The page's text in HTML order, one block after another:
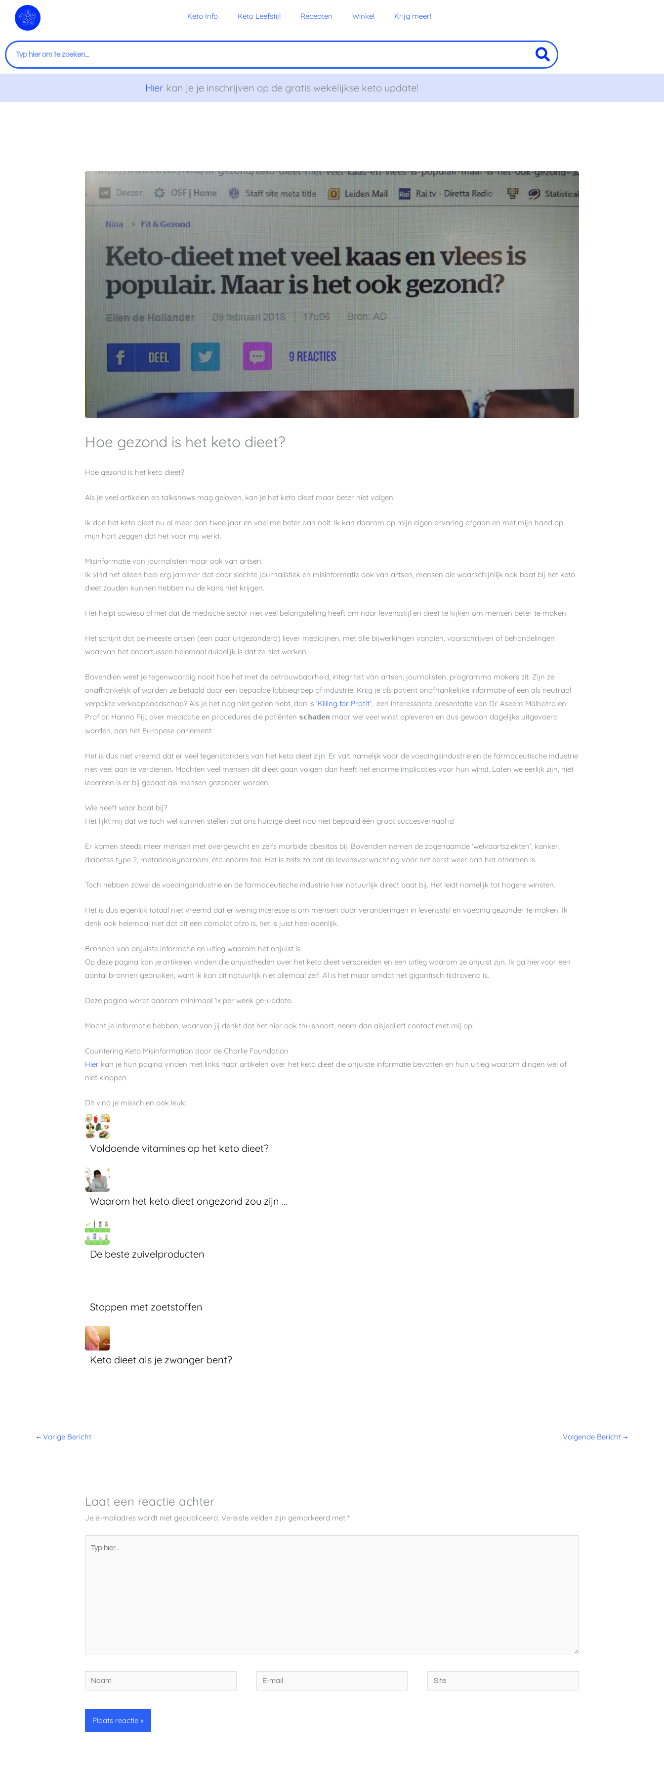
naar
inhoud
Keto Info Keto Leefstijl Recepten Winkel Krijg meer!
Zoeken
Hierkan je je inschrijven op de gratis wekelijkse keto update!
Hoe gezond is het keto dieet?
Hoe gezond is het keto dieet?
Als je veel artikelen en talkshows mag geloven, kan je het keto dieet maar beter niet volgen.
Ik doe het keto dieet nu al meer dan twee jaar en voel me beter dan ooit. Ik kan daarom op mijn eigen ervaring afgaan en met mijn hand op
mijn hart zeggen dat het voor mij werkt.
Misinformatie van journalisten maar ook van artsen!
Ik vind het alleen heel erg jammer dat door slechte journalistiek en misinformatie ook van artsen, mensen die waarschijnlijk ook baat bij het keto
dieet zouden kunnen hebben nu de kans niet krijgen.
Het helpt sowieso al niet dat de medische sector niet veel belangstelling heeft om naar levensstijl en dieet te kijken om mensen beter te maken.
Het schijnt dat de meeste artsen (een paar uitgezonderd) liever medicijnen, met alle bijwerkingen vandien, voorschrijven of behandelingen
waarvan het ondertussen helemaal duidelijk is dat ze niet werken.
Bovendien weet je tegenwoordig nooit hoe het met de betrouwbaarheid, integriteit van artsen, journalisten, programma makers zit. Zijn ze
onafhankelijk of worden ze betaald door een bepaalde lobbiegroep of industrie. Krijg je als patiënt onafhankelijke informatie of een als neutraal
verpakte verkoopboodschap? Als je het nog niet gezien hebt, dan is‘Killing for Profit’, een interessante presentatie van Dr. Aseem Malhotra en
Prof dr. Hanno Pijl, over medicatie en procedures die patiënten schaden maar wel veel winst opleveren en dus gewoon dagelijks uitgevoerd
worden, aan het Europese parlement.
Het is dus niet vreemd dat er veel tegenstanders van het keto dieet zijn. Er valt namelijk voor de voedingsindustrie en de farmaceutische industrie
niet veel aan te verdienen. Mochten veel mensen dit dieet gaan volgen dan heeft het enorme implicaties voor hun winst. Laten we eerlijk zijn, niet
iedereen is er bij gebaat als mensen gezonder worden!
Wie heeft waar baat bij?
Het lijkt mij dat we toch wel kunnen stellen dat ons huidige dieet nou niet bepaald één groot succesverhaal is!
Er komen steeds meer mensen met overgewicht en zelfs morbide obesitas bij. Bovendien nemen de zogenaamde ‘welvaartsziekten’, kanker,
diabetes type 2, metaboolsyndroom, etc. enorm toe. Het is zelfs zo dat de levensverwachting voor het eerst weer aan het afnemen is.
Toch hebben zowel de voedingsindustrie en de farmaceutische industrie hier natuurlijk direct baat bij. Het leidt namelijk tot hogere winsten.
Het is dus eigenlijk totaal niet vreemd dat er weinig interesse is om mensen door veranderingen in levensstijl en voeding gezonder te maken. Ik
denk ook helemaal niet dat dit een complot ofzo is, het is juist heel openlijk.
Bronnen van onjuiste informatie en uitleg waarom het onjuist is
Op deze pagina kan je artikelen vinden die onjuistheden over het keto dieet verspreiden en een uitleg waarom ze onjuist zijn. Ik ga hiervoor een
aantal bronnen gebruiken, want ik kan dit natuurlijk niet allemaal zelf. Al is het maar omdat het gigantisch tijdrovend is.
Deze pagina wordt daarom minimaal 1x per week ge-update.
Mocht je informatie hebben, waarvan jij denkt dat het hier ook thuishoort, neem dan alsjeblieft contact met mij op!
Countering Keto Misinformation door de Charlie Foundation
Hier kan je hun pagina vinden met links naar artikelen over het keto dieet die onjuiste informatie bevatten en hun uitleg waarom dingen wel of
niet kloppen.
Dit vind je misschien ook leuk:
Voldoende vitamines op het keto dieet?
Waarom het keto dieet ongezond zou zijn ...
De beste zuivelproducten
Stoppen met zoetstoffen
Keto dieet als je zwanger bent?
← Vorige Bericht Volgende Bericht →
Laat een reactie achter
Je e-mailadres wordt niet gepubliceerd. Vereiste velden zijn gemarkeerd met*
hier...
Naam
E-
mail
Site